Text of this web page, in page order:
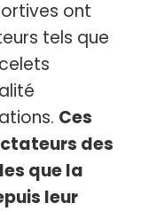
ont
tels que
Ces
des
que la
leur